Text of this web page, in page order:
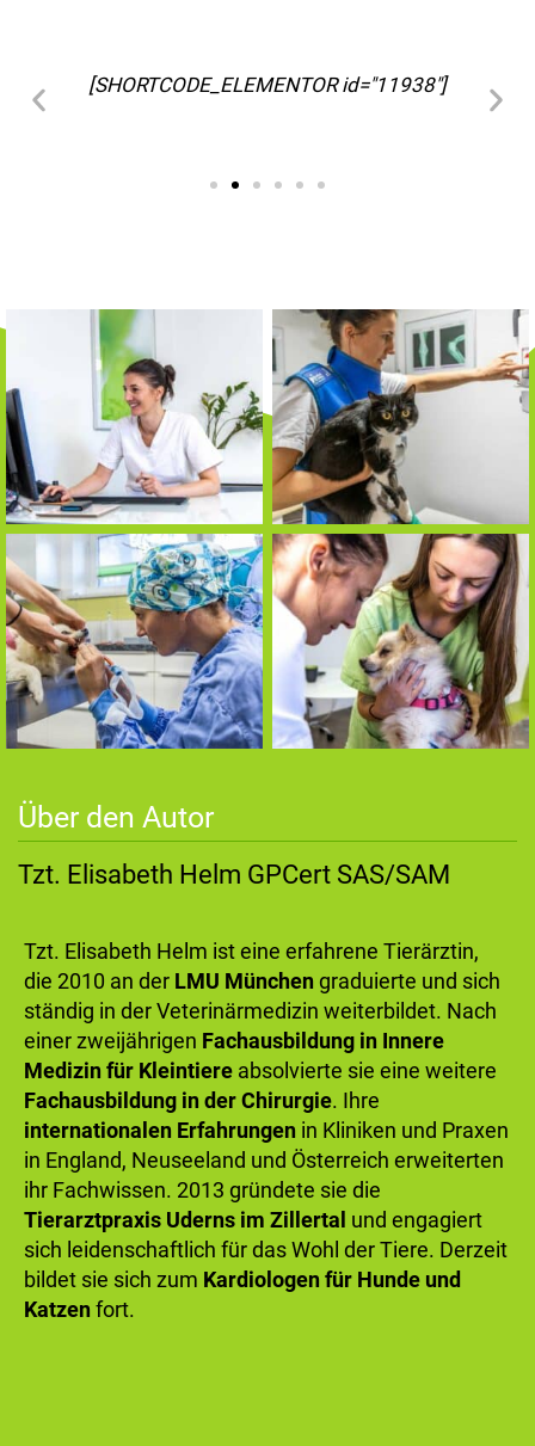
[SHORTCODE_ELEMENTOR id="11963"]
Über den Autor
Tzt. Elisabeth Helm GPCert SAS/SAM
Tzt. Elisabeth Helm ist eine erfahrene Tierärztin,
die 2010 an der LMU Münchengraduierte und sich
ständig in der Veterinärmedizin weiterbildet. Nach
einer zweijährigen Fachausbildung in Innere
Medizin für Kleintiere absolvierte sie eine weitere
Fachausbildung in der Chirurgie. Ihre
internationalen Erfahrungen in Kliniken und Praxen
in England, Neuseeland und Österreich erweiterten
ihr Fachwissen. 2013 gründete sie die
Tierarztpraxis Uderns im Zillertal und engagiert
sich leidenschaftlich für das Wohl der Tiere. Derzeit
bildet sie sich zum Kardiologen für Hunde und
Katzenfort.